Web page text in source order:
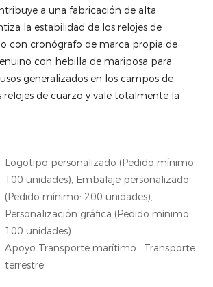
a una fabricación de alta
la estabilidad de los relojes de
con cronógrafo de marca propia de
con hebilla de mariposa para
generalizados en los campos de
relojes de cuarzo y vale totalmente la
Logotipo personalizado (Pedido mínimo:
100 unidades), Embalaje personalizado
(Pedido mínimo: 200 unidades),
Personalización gráfica (Pedido mínimo:
100 unidades)
Apoyo Transporte marítimo · Transporte
terrestre